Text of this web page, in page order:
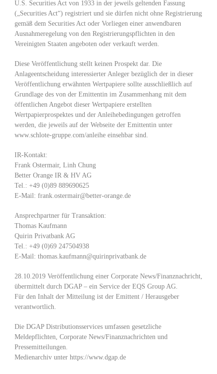
U.S. Securities Act von 1933 in der jeweils geltenden Fassung
(„Securities Act“) registriert und sie dürfen nicht ohne Registrierung
gemäß dem Securities Act oder Vorliegen einer anwendbaren
Ausnahmeregelung von den Registrierungspflichten in den
Vereinigten Staaten angeboten oder verkauft werden.
Diese Veröffentlichung stellt keinen Prospekt dar. Die
Anlageentscheidung interessierter Anleger bezüglich der in dieser
Veröffentlichung erwähnten Wertpapiere sollte ausschließlich auf
Grundlage des von der Emittentin im Zusammenhang mit dem
öffentlichen Angebot dieser Wertpapiere erstellten
Wertpapierprospektes und der Anleihebedingungen getroffen
werden, die jeweils auf der Webseite der Emittentin unter
www.schlote-gruppe.com/anleihe einsehbar sind.
IR-Kontakt:
Frank Ostermair, Linh Chung
Better Orange IR & HV AG
Tel.: +49 (0)89 889690625
E-Mail: frank.ostermair@better-orange.de
Ansprechpartner für Transaktion:
Thomas Kaufmann
Quirin Privatbank AG
Tel.: +49 (0)69 247504938
E-Mail: thomas.kaufmann@quirinprivatbank.de
28.10.2019 Veröffentlichung einer Corporate News/Finanznachricht,
übermittelt durch DGAP – ein Service der EQS Group AG.
Für den Inhalt der Mitteilung ist der Emittent / Herausgeber
verantwortlich.
Die DGAP Distributionsservices umfassen gesetzliche
Meldepflichten, Corporate News/Finanznachrichten und
Pressemitteilungen.
Medienarchiv unter https://www.dgap.de